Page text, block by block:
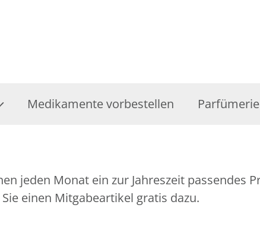
Medikamente vorbestellen Parfümerie
jeden Monat ein zur Jahreszeit passendes
einen Mitgabeartikel gratis dazu.